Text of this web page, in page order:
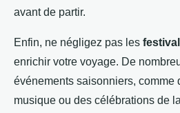
avant de partir.
Enfin, ne négligez pas les
enrichir votre voyage. De
événements saisonniers, comme
musique ou des célébrations de